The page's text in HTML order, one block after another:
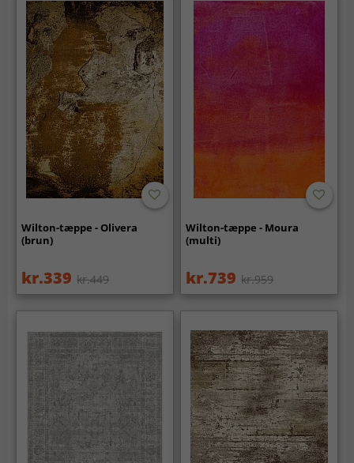
Wilton-tæppe - Olivera
(brun)
kr.339 kr.449
Wilton-tæppe - Moura
(multi)
kr.739 kr.959